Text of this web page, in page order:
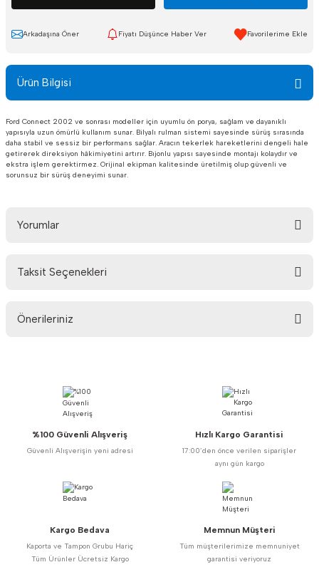
Arkadaşına Öner Fiyatı Düşünce Haber Ver
Ürün Bilgisi
Ford Connect 2002 ve sonrası modeller için uyumlu ön porya, sağlam ve dayanıklı
yapısıyla uzun ömürlü kullanım sunar. Bilyalı rulman sistemi sayesinde sürüş sırasında
daha stabil ve sessiz bir performans sağlar. Aracın tekerlek hareketlerini dengeli hale
getirerek direksiyon hâkimiyetini artırır. Bıjonlu yapısı sayesinde montajı kolaydır ve
ekstra işlem gerektirmez. Orijinal ekipman kalitesinde üretilmiş olup güvenli ve
sorunsuz bir sürüş deneyimi sunar.
Yorumlar
Taksit Seçenekleri
Önerileriniz
Görüş ve önerileriniz için teşekkür ederiz.
Ürün resmi kalitesiz, bozuk veya görüntülenemiyor.
Ürün açıklamasında eksik bilgiler bulunuyor.
Ürün fiyatı diğer sitelerden daha pahalı.
%100 Güvenli Alışveriş
Güvenli Alışverişin yeni adresi
Hızlı Kargo Garantisi
17:00’den önce verilen siparişler
aynı gün kargo
Kargo Bedava
Kaporta ve Tampon Grubu Hariç
Tüm Ürünler Ücretsiz Kargo
Memnun Müşteri
Tüm müşterilerimize memnuniyet
garantisi veriyoruz